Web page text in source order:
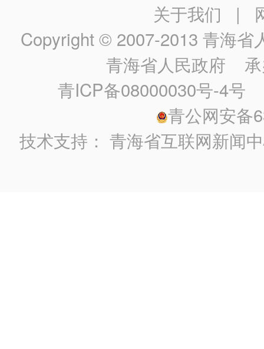
关于我们 |
Copyright © 2007-2013 青海省
青海省人民政府 承
青ICP备08000030号-4号
青公网安备
技术支持：青海省互联网新闻